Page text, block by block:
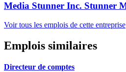
Media Stunner Inc. Stunner
Voir tous les emplois de cette entreprise
Emplois similaires
Directeur de comptes